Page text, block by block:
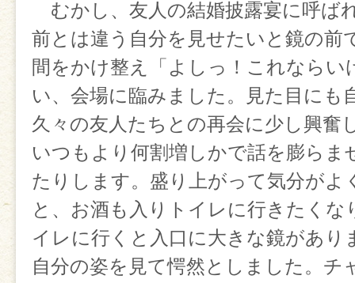
むかし、友人の結婚披露宴に呼ば
前とは違う自分を見せたいと鏡の前
間をかけ整え「よしっ！これならい
い、会場に臨みました。見た目にも
久々の友人たちとの再会に少し興奮
いつもより何割増しかで話を膨らま
たりします。盛り上がって気分がよ
と、お酒も入りトイレに行きたくな
イレに行くと入口に大きな鏡があり
自分の姿を見て愕然としました。チ